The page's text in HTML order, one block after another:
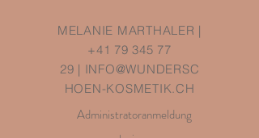
MELANIE MARTHALER |
+41 79 345 77
29 | INFO@WUNDERSC
HOEN-KOSMETIK.CH
Administratoranmeldung